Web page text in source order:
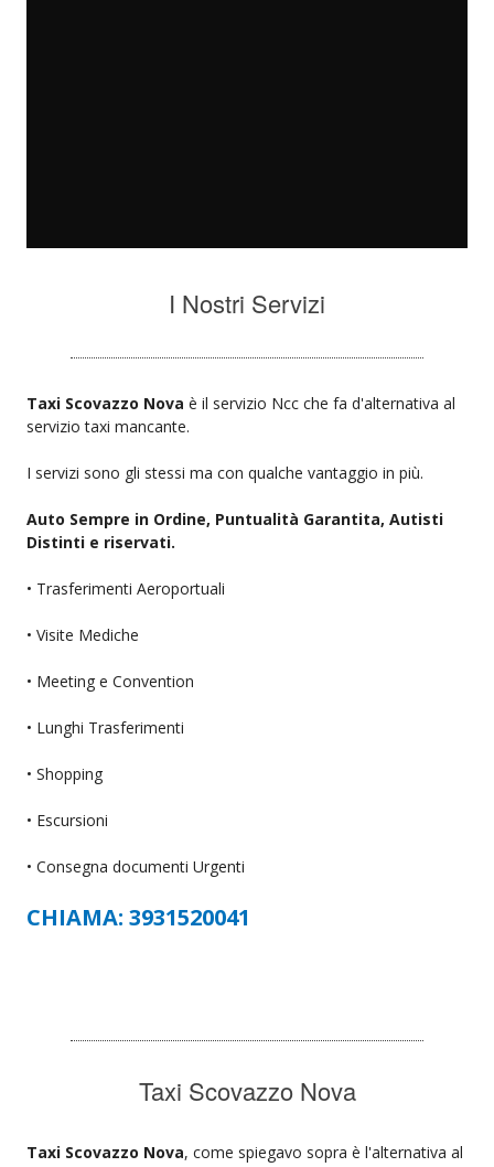
I Nostri Servizi
Taxi Scovazzo Nova è il servizio Ncc che fa d'alternativa al
servizio taxi mancante.
I servizi sono gli stessi ma con qualche vantaggio in più.
Auto Sempre in Ordine, Puntualità Garantita, Autisti
Distinti e riservati.
• Trasferimenti Aeroportuali
• Visite Mediche
• Meeting e Convention
• Lunghi Trasferimenti
• Shopping
• Escursioni
• Consegna documenti Urgenti
CHIAMA: 3931520041
Taxi Scovazzo Nova
Taxi Scovazzo Nova, come spiegavo sopra è l'alternativa al